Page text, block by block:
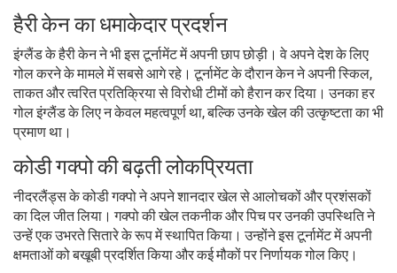
हैरी केन का धमाकेदार प्रदर्शन
इंग्लैंड के हैरी केन ने भी इस टूर्नामेंट में अपनी छाप छोड़ी। वे अपने देश के लिए
गोल करने के मामले में सबसे आगे रहे। टूर्नामेंट के दौरान केन ने अपनी स्किल,
ताकत और त्वरित प्रतिक्रिया से विरोधी टीमों को हैरान कर दिया। उनका हर
गोल इंग्लैंड के लिए न केवल महत्वपूर्ण था, बल्कि उनके खेल की उत्कृष्टता का भी
प्रमाण था।
कोडी गक्पो की बढ़ती लोकप्रियता
नीदरलैंड्स के कोडी गक्पो ने अपने शानदार खेल से आलोचकों और प्रशंसकों
का दिल जीत लिया। गक्पो की खेल तकनीक और पिच पर उनकी उपस्थिति ने
उन्हें एक उभरते सितारे के रूप में स्थापित किया। उन्होंने इस टूर्नामेंट में अपनी
क्षमताओं को बखूबी प्रदर्शित किया और कई मौकों पर निर्णायक गोल किए।